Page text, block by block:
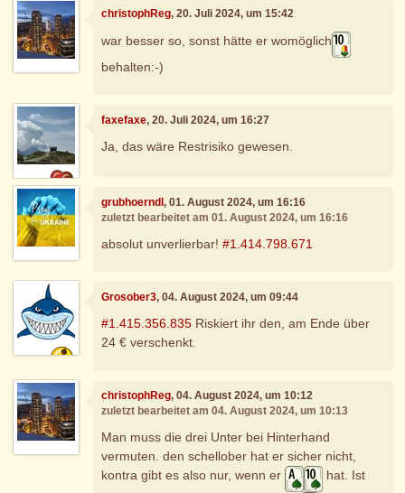
christophReg, 20. Juli 2024, um 15:42
war besser so, sonst hätte er womöglich
behalten:-)
faxefaxe, 20. Juli 2024, um 16:27
Ja, das wäre Restrisiko gewesen.
grubhoerndl, 01. August 2024, um 16:16
zuletzt bearbeitet am 01. August 2024, um 16:16
absolut unverlierbar!#1.414.798.671
Grosober3, 04. August 2024, um 09:44
#1.415.356.835 Riskiert ihr den, am Ende über
24 € verschenkt.
christophReg, 04. August 2024, um 10:12
zuletzt bearbeitet am 04. August 2024, um 10:13
Man muss die drei Unter bei Hinterhand
vermuten. den schellober hat er sicher nicht,
kontra gibt es also nur, wenn er
hat. Ist